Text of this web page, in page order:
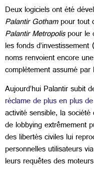
Deux logiciels ont été
Palantir Gothampour tout
Palantir Metropolispour le
les fonds
noms renvoient encore
complètement assumé par
Aujourd’hui Palantir subit
réclame de plus en plus
activité sensible, la
de lobbying extrêmement
des libertés civiles lui
personnelles utilisateurs
leurs requêtes des